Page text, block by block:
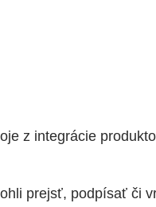
z integrácie
prejsť, podpísať či